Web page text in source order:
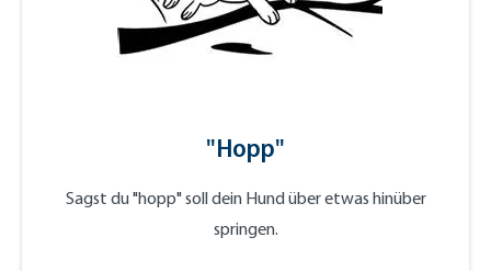
"Hopp"
Sagst du "hopp" soll dein Hund über etwas hinüber
springen.